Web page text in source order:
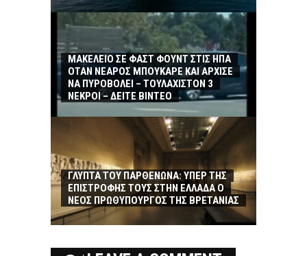
ΜΑΚΕΛΕΙΟ ΣΕ ΦΑΣΤ ΦΟΥΝΤ ΣΤΙΣ ΗΠΑ
ΟΤΑΝ ΝΕΑΡΟΣ ΜΠΟΥΚΑΡΕ ΚΑΙ ΑΡΧΙΣΕ
ΝΑ ΠΥΡΟΒΟΛΕΙ – ΤΟΥΛΑΧΙΣΤΟΝ 3
ΝΕΚΡΟΙ – ΔΕΙΤΕ ΒΙΝΤΕΟ
ΓΛΥΠΤΑ ΤΟΥ ΠΑΡΘΕΝΩΝΑ: ΥΠΕΡ ΤΗΣ
ΕΠΙΣΤΡΟΦΗΣ ΤΟΥΣ ΣΤΗΝ ΕΛΛΑΔΑ Ο
ΝΕΟΣ ΠΡΩΘΥΠΟΥΡΓΟΣ ΤΗΣ ΒΡΕΤΑΝΙΑΣ